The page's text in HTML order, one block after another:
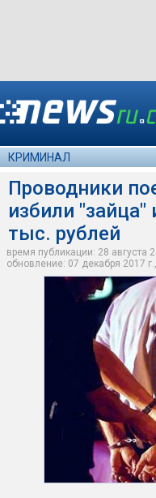
КРИМИНАЛ
Проводники
избили "зайца"
тыс. рублей
время публикации: 28 августа
обновление: 07 декабря 2017